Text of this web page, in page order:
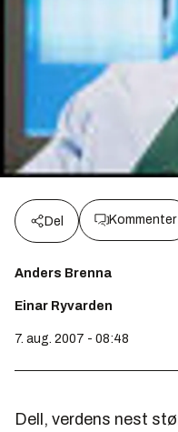
Del Kommenter
Anders Brenna
Einar Ryvarden
7. aug. 2007 - 08:48
Dell, verdens nest